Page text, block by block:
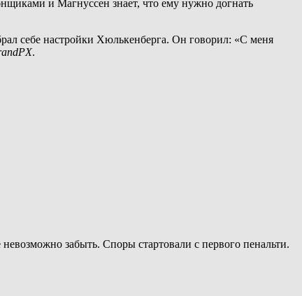
и Магнуссен знает, что ему нужно догнать
себе настройки Хюлькенберга. Он говорил: «С меня
.
забыть. Споры стартовали с первого пенальти.